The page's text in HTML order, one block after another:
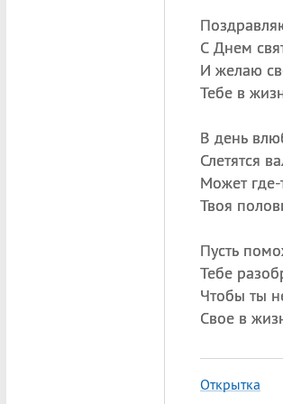
С Днем
И желаю
Тебе в
В день
Слетятся
Может
Твоя
Пусть
Тебе
Чтобы ты
Свое в
Открытка